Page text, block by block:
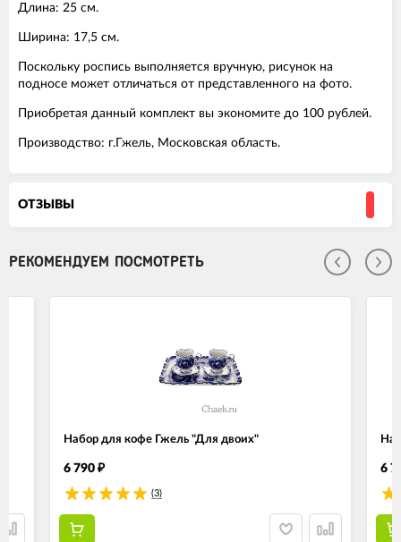
Длина: 25 см.
Ширина: 17,5 см.
Поскольку роспись выполняется вручную, рисунок на
подносе может отличаться от представленного на фото.
Приобретая данный комплект вы экономите до 100 рублей.
Производство: г.Гжель, Московская область.
ОТЗЫВЫ
РЕКОМЕНДУЕМ ПОСМОТРЕТЬ
Набор для кофе Гжель "Для двоих"
6 790 ₽
(3)
6